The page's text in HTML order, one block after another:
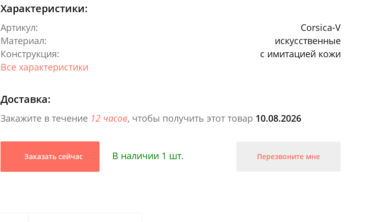
Характеристики:
Артикул:
Corsica-V
Материал:
искусственные
Конструкция:
с имитацией кожи
Все характеристики
Доставка:
Закажите в течение 12 часов, чтобы получить этот товар 10.08.2026
Заказать сейчас В наличии 1 шт. Перезвоните мне